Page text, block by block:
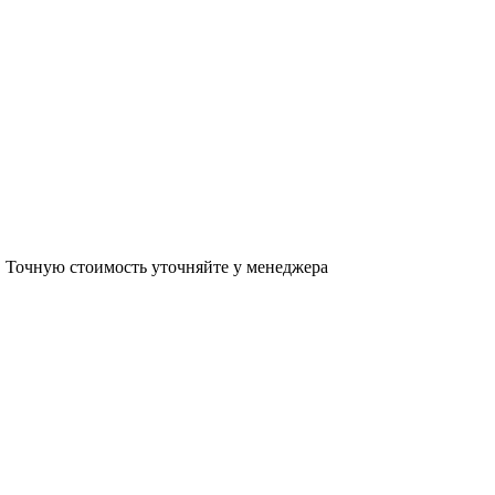
стоимость уточняйте у менеджера